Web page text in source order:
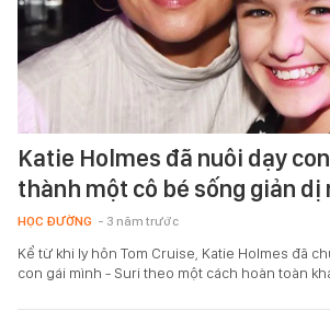
Katie Holmes đã nuôi dạy
thành một cô bé sống giản dị
HỌC ĐƯỜNG - 3 năm trước
Kể từ khi ly hôn Tom Cruise, Katie Holmes đã
con gái mình - Suri theo một cách hoàn toàn